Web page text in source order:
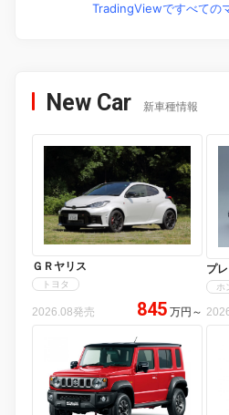
TradingViewですべての
New Car 新車種情報
ＧＲヤリス
トヨタ
2026.08発売 845 万円 ～
プ
ホ